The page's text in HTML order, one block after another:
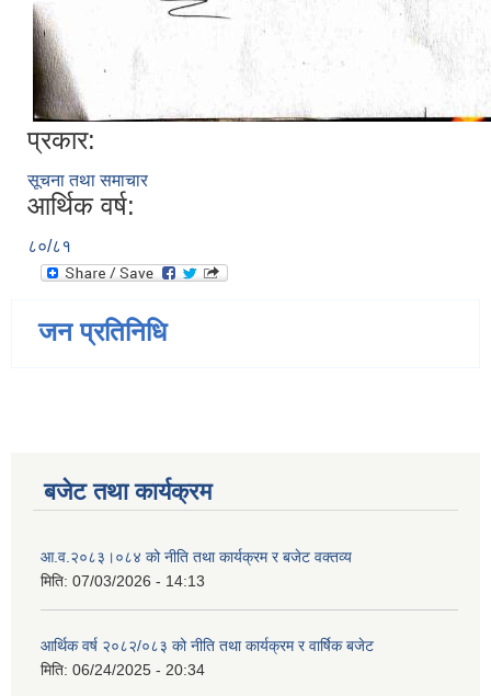
प्रकार:
सूचना तथा समाचार
आर्थिक वर्ष:
८०/८१
जन प्रतिनिधि
बजेट तथा कार्यक्रम
आ.व.२०८३।०८४ को नीति तथा कार्यक्रम र बजेट वक्तव्य
मिति: 07/03/2026 - 14:13
आर्थिक वर्ष २०८२/०८३ को नीति तथा कार्यक्रम र वार्षिक बजेट
मिति: 06/24/2025 - 20:34